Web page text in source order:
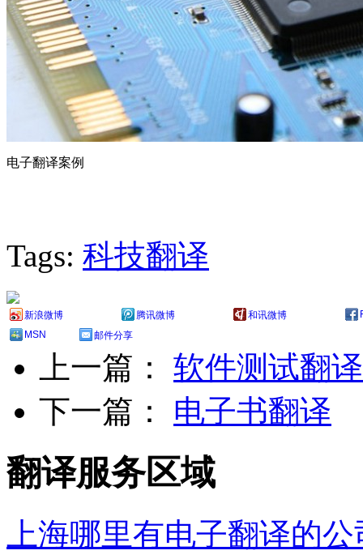
电子翻译案例
Tags: 科技翻译
新浪微博 腾讯微博 和讯微博
MSN
邮件分享
上一篇： 软件测试翻
下一篇： 电子书翻译
翻译服务区域
上海哪里有电子翻译的公